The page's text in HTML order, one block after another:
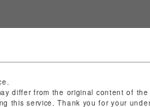
differ from the original content of
this service. Thank you for your